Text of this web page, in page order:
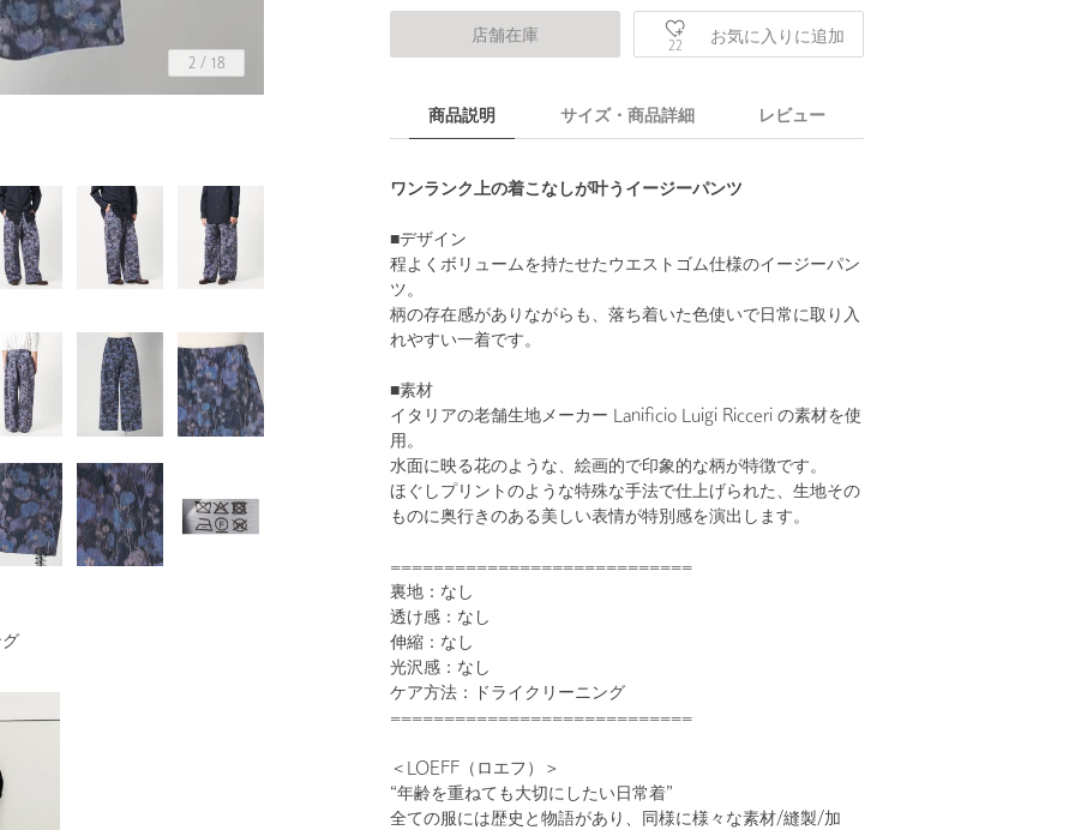
2 / 18
店舗在庫
22 お気に入りに追加
商品説明 サイズ・商品詳細 レビュー
ワンランク上の着こなしが叶うイージーパンツ
■デザイン
程よくボリュームを持たせたウエストゴム仕様のイージーパン
ツ。
柄の存在感がありながらも、落ち着いた色使いで日常に取り入
れやすい一着です。
■素材
イタリアの老舗生地メーカー Lanificio Luigi Ricceri の素材を使
用。
水面に映る花のような、絵画的で印象的な柄が特徴です。
ほぐしプリントのような特殊な手法で仕上げられた、生地その
ものに奥行きのある美しい表情が特別感を演出します。
============================
裏地：なし
透け感：なし
伸縮：なし
光沢感：なし
ケア方法：ドライクリーニング
============================
＜LOEFF（ロエフ）＞
“年齢を重ねても大切にしたい日常着”
全ての服には歴史と物語があり、同様に様々な素材/縫製/加